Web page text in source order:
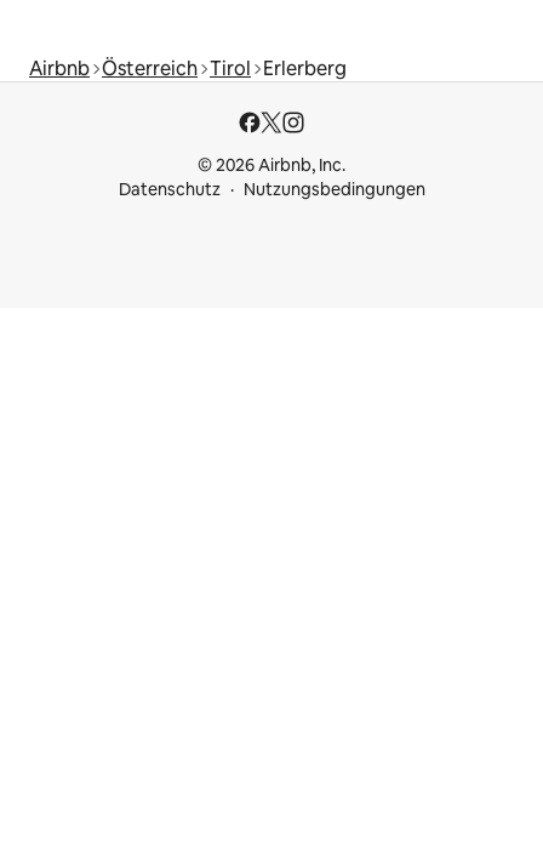
Airbnb Österreich Tirol Erlerberg
© 2026 Airbnb, Inc.
Datenschutz
Nutzungsbedingungen